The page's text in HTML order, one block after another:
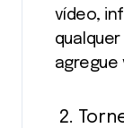
vídeo,
agregue